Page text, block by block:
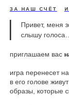
ЗА НАШ СЧЁТ
Привет, меня
слышу
приглашаем вас
игра перенесет
в его голове живут
образы, которые